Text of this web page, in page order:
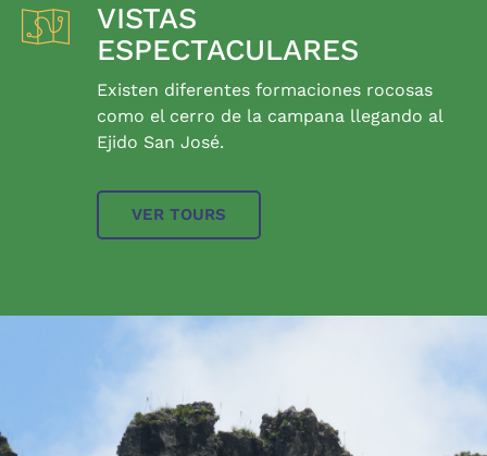
VISTAS
ESPECTACULARES
Existen diferentes formaciones rocosas
como el cerro de la campana llegando al
Ejido San José.
VER TOURS